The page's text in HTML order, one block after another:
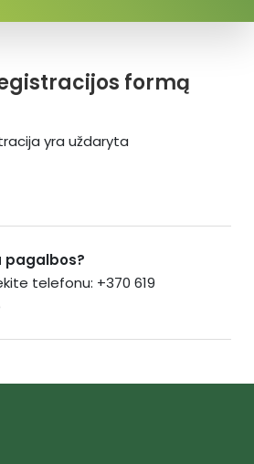
formą
yra uždaryta
pagalbos?
telefonu: +370 619